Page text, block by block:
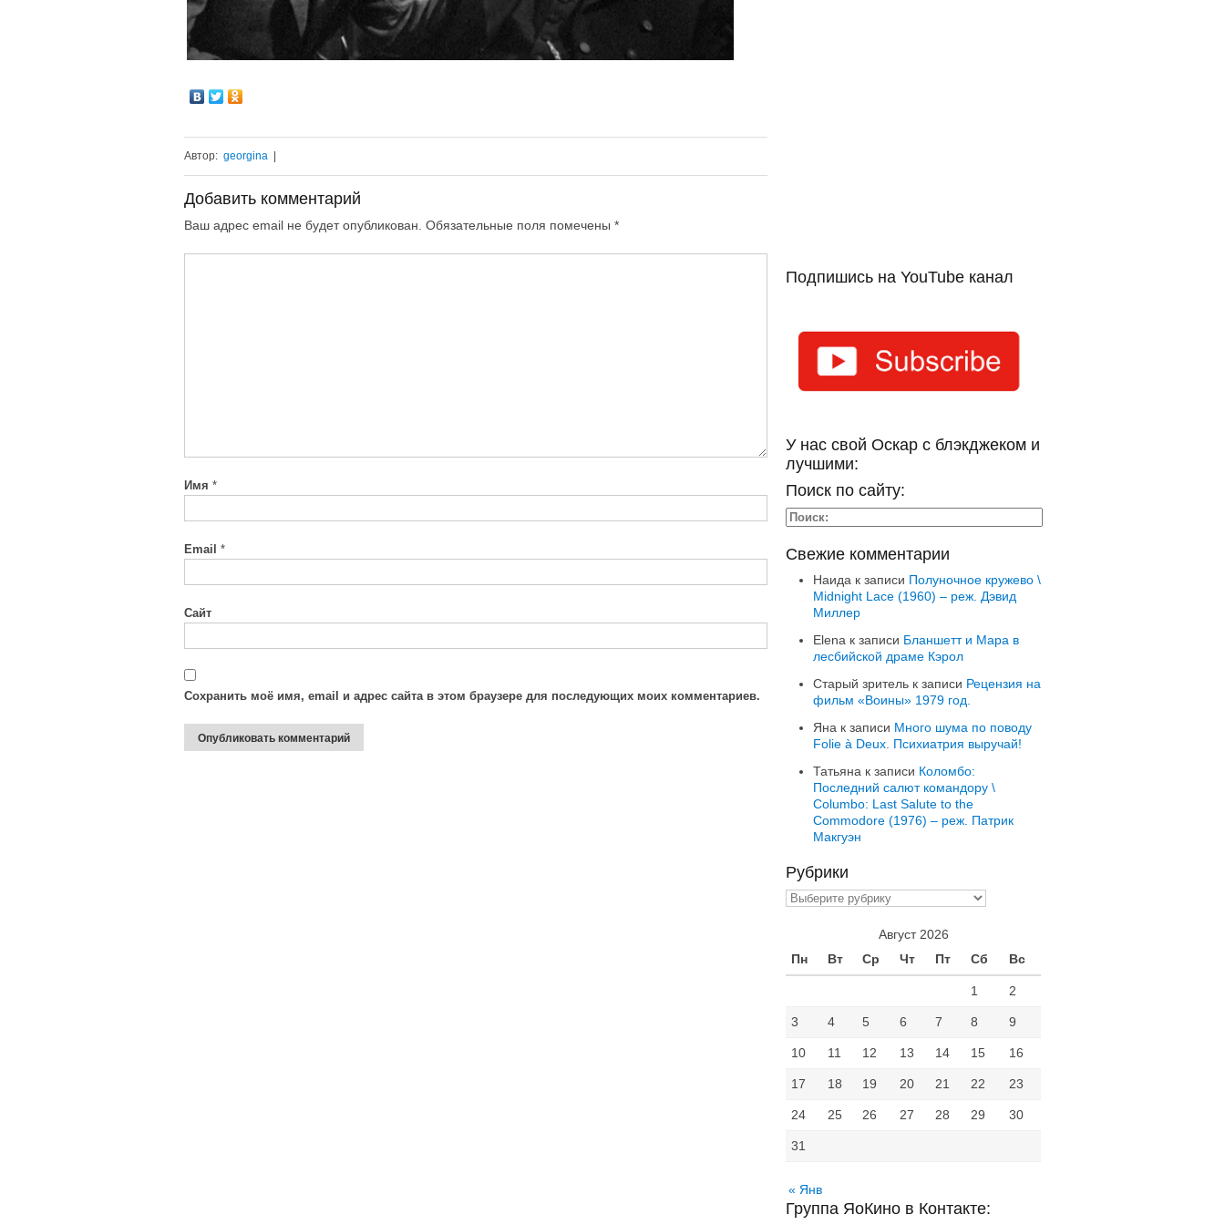
Автор: georgina
Добавить комментарий
Ваш адрес email не будет опубликован. Обязательные поля помечены *
Имя *
Email *
Сайт
Сохранить моё имя, email и адрес сайта в этом браузере для последующих моих комментариев.
Подпишись на YouTube канал
У нас свой Оскар с блэкджеком и
лучшими:
Поиск по сайту:
Свежие комментарии
Наида к записи Полуночное кружево \
Midnight Lace (1960) – реж. Дэвид
Миллер
Elena к записи Бланшетт и Мара в
лесбийской драме Кэрол
Старый зритель к записи Рецензия на
фильм «Воины» 1979 год.
Яна к записи Много шума по поводу
Folie à Deux. Психиатрия выручай!
Татьяна к записи Коломбо:
Последний салют командору \
Columbo: Last Salute to the
Commodore (1976) – реж. Патрик
Макгуэн
Рубрики
Рубрики
Август 2026
Пн
Вт Ср Чт Пт Сб Вс
1 2
3 4 5 6 7 8 9
10 11 12 13 14 15 16
17 18 19 20 21 22 23
24 25 26 27 28 29 30
31
« Янв
Группа ЯоКино в Контакте: